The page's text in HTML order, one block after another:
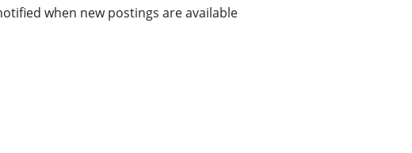
when new postings are available